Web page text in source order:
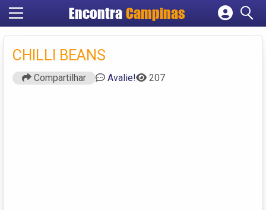
Encontra Campinas
Cadastrar empresa
CHILLI BEANS
Compartilhar Avalie! 207